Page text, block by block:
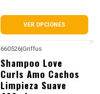
VER OPCIONES
660526|Griffus
Shampoo Love
Curls Amo Cachos
Limpieza Suave